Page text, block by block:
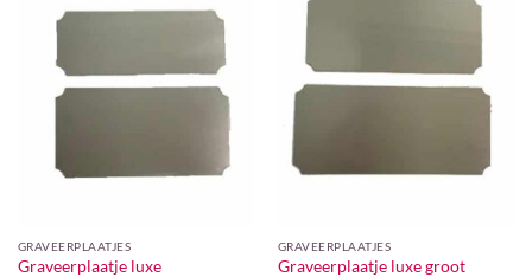
GRAVEERPLAATJES
Graveerplaatje luxe
GRAVEERPLAATJES
Graveerplaatje luxe groot